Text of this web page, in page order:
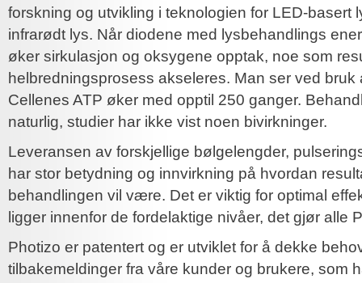
forskning og utvikling i teknologien for LED-basert
infrarødt lys. Når diodene med lysbehandlings
øker sirkulasjon og oksygene opptak, noe som
helbredningsprosess akseleres. Man ser ved bruk
Cellenes ATP øker med opptil 250 ganger.
naturlig, studier har ikke vist noen bivirkninger.
Leveransen av forskjellige bølgelengder,
har stor betydning og innvirkning på hvordan
behandlingen vil være. Det er viktig for optimal
ligger innenfor de fordelaktige nivåer, det gjør alle
Photizo er patentert og er utviklet for å dekke
tilbakemeldinger fra våre kunder og brukere, som